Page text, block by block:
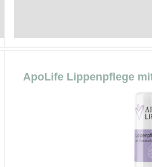
ApoLife Lippenpflege